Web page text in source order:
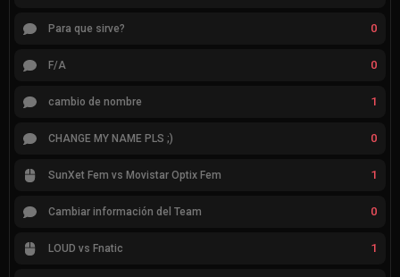
Para que sirve? 0
F/A 0
cambio de nombre 1
CHANGE MY NAME PLS ;) 0
SunXet Fem vs Movistar Optix Fem 1
Cambiar información del Team 0
LOUD vs Fnatic 1